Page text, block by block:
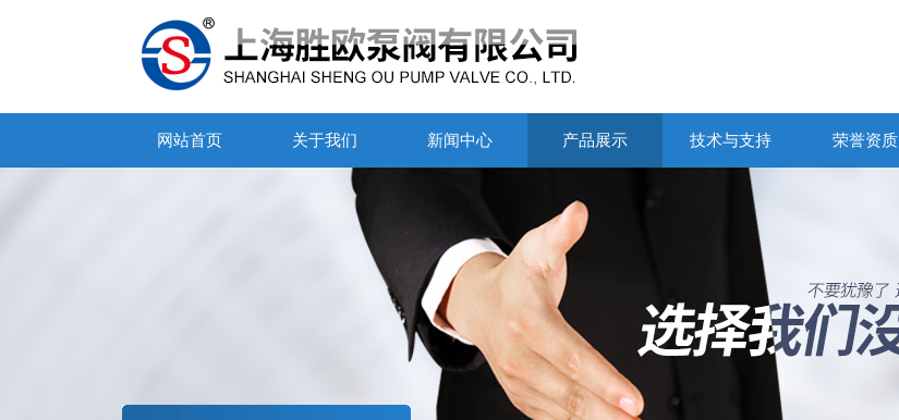
网站首页 关于我们 新闻中心 产品展示 技术与支持 荣誉资质